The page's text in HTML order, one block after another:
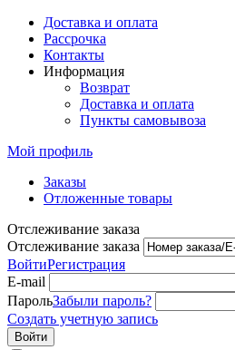
Доставка и оплата
Рассрочка
Контакты
Информация
Возврат
Доставка и оплата
Пункты самовывоза
Мой профиль
Заказы
Отложенные товары
Отслеживание заказа
Отслеживание заказа
ВойтиРегистрация
E-mail
ПарольЗабыли пароль?
Создать учетную запись
Войти